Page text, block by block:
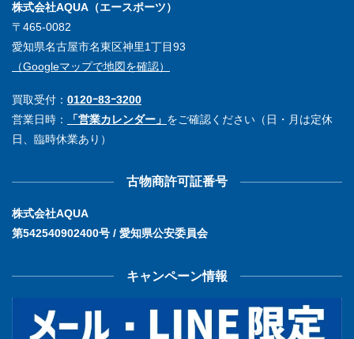
株式会社AQUA（エースポーツ）
〒465-0082
愛知県名古屋市名東区神里1丁目93
（Googleマップで地図を確認）
買取受付： 0120ｰ83ｰ3200
営業日時：
「営業カレンダー」 をご確認ください（日・月は定休
日、臨時休業あり）
古物商許可証番号
株式会社AQUA
第542540902400号 / 愛知県公安委員会
キャンペーン情報